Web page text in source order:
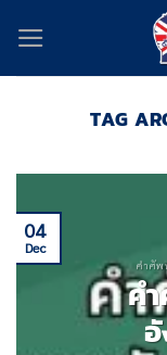
content
TAG
คำศัพ
คํ
04
Dec